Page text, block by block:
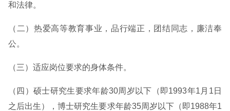
和法律。
（二）热爱高等教育事业，品行端正，团结同志，廉洁奉
公。
（三）适应岗位要求的身体条件。
（四）硕士研究生要求年龄30周岁以下（即1993年1月1日
之后出生），博士研究生要求年龄35周岁以下（即1988年1